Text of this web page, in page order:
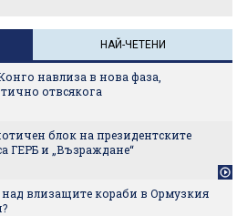
НАЙ-ЧЕТЕНИ
навлиза в нова фаза,
отвсякога
блок на президентските
ГЕРБ и „Възраждане“
влизащите кораби в Ормузкия